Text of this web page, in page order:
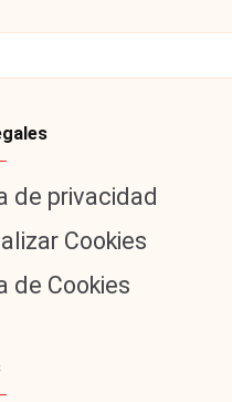
de privacidad
Cookies
de Cookies